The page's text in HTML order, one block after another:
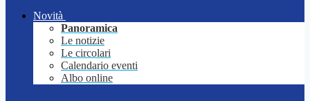
Novità
Panoramica
Le notizie
Le circolari
Calendario eventi
Albo online